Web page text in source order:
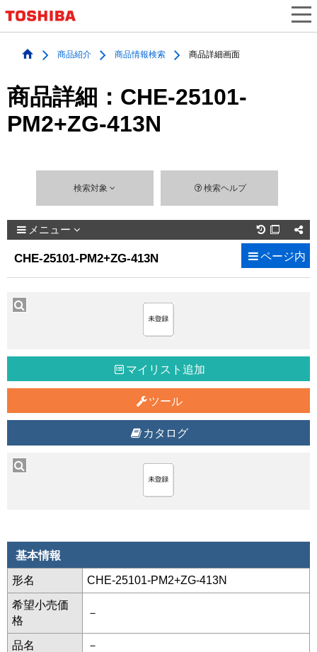
商品紹介 商品情報検索 商品詳細画面
商品詳細：CHE-25101-
PM2+ZG-413N
検索対象 検索ヘルプ
メニュー 
CHE-25101-PM2+ZG-413N ページ内
マイリスト追加
ツール
カタログ
基本情報
形名 CHE-25101-PM2+ZG-413N
希望小売価
格
－
品名 －